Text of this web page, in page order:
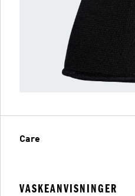
Care
VASKEANVISNINGER